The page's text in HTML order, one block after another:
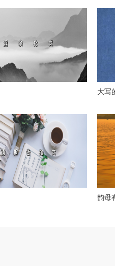
大写
韵母